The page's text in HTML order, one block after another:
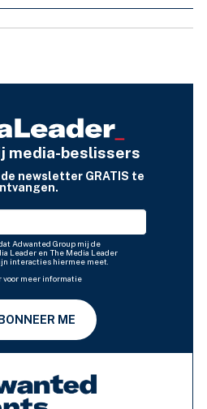
media-beslissers
newsletter GRATIS te
Adwanted Group mij de
Leader en The Media Leader
interacties hiermee meet.
voor meer informatie
ME